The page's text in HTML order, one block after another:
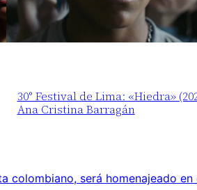
30° Festival de Lima: «Hiedra»
Ana Cristina Barragán
colombiano, será homenajeado